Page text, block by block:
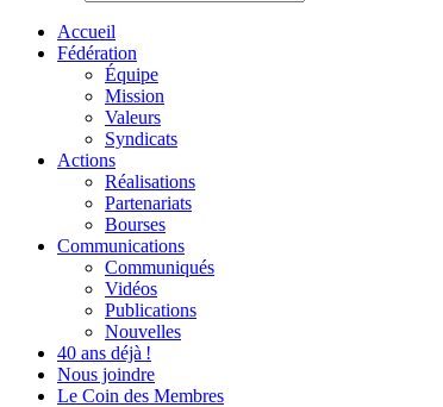
Accueil
Fédération
Équipe
Mission
Valeurs
Syndicats
Actions
Réalisations
Partenariats
Bourses
Communications
Communiqués
Vidéos
Publications
Nouvelles
40 ans déjà !
Nous joindre
Le Coin des Membres